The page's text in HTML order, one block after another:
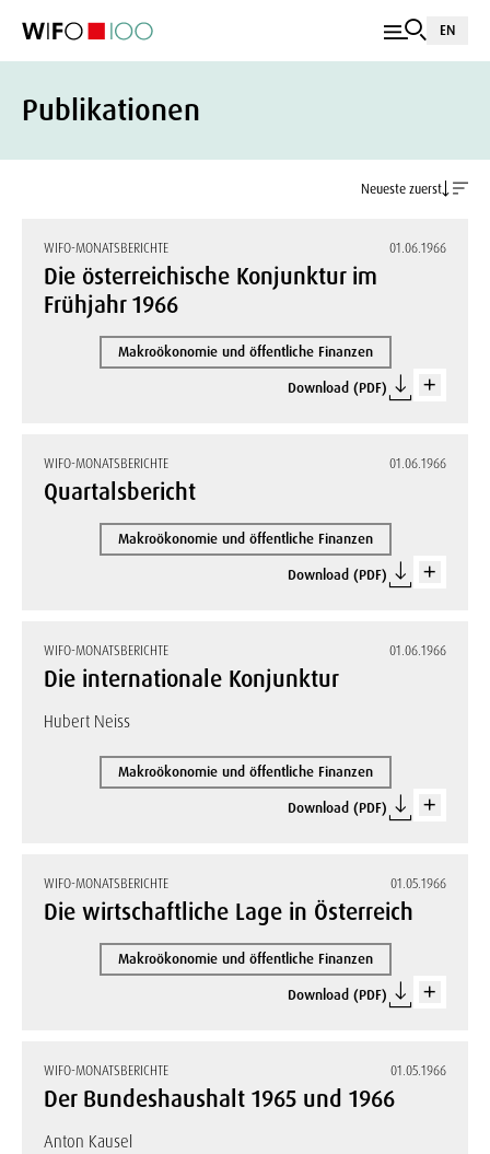
EN
Publikationen
Neueste zuerst
WIFO-MONATSBERICHTE 01.06.1966
Die österreichische Konjunktur im
Frühjahr 1966
Makroökonomie und öffentliche Finanzen
Download (PDF)
WIFO-MONATSBERICHTE 01.06.1966
Quartalsbericht
Makroökonomie und öffentliche Finanzen
Download (PDF)
WIFO-MONATSBERICHTE 01.06.1966
Die internationale Konjunktur
Hubert Neiss
Makroökonomie und öffentliche Finanzen
Download (PDF)
WIFO-MONATSBERICHTE 01.05.1966
Die wirtschaftliche Lage in Österreich
Makroökonomie und öffentliche Finanzen
Download (PDF)
WIFO-MONATSBERICHTE 01.05.1966
Der Bundeshaushalt 1965 und 1966
Anton Kausel